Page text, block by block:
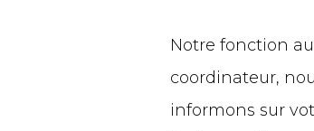
Notre fonction
coordinateur,
informons sur